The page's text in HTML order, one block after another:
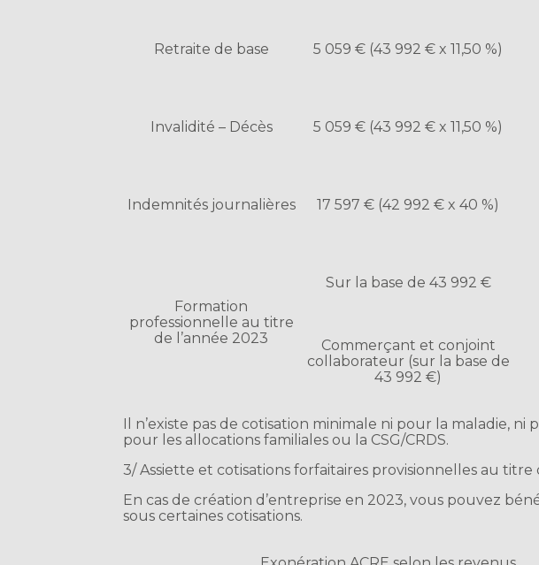
Retraite de base 5 059 € (43 992 € x 11,50 %)
Invalidité – Décès 5 059 € (43 992 € x 11,50 %)
Indemnités journalières 17 597 € (42 992 € x 40 %)
Formation
professionnelle au titre
de l’année 2023
Sur la base de 43 992 €
Commerçant et conjoint
collaborateur (sur la base de
43 992 €)
Il n’existe pas de cotisation minimale ni pour la maladie,
pour les allocations familiales ou la CSG/CRDS.
3/ Assiette et cotisations forfaitaires provisionnelles au titre
En cas de création d’entreprise en 2023, vous pouvez
sous certaines cotisations.